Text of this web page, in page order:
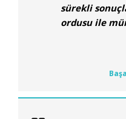
sürekli
ordusu ile